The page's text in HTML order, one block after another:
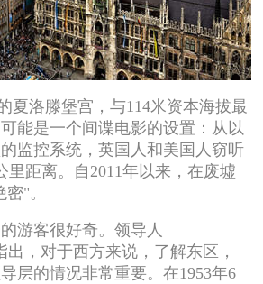
洛滕堡宫，与114米资本海拔最
能是一个间谍电影的设置：从以
监控系统，英国人和美国人窃听
里距离。自2011年以来，在废墟
"。
客很好奇。领导人
出，对于西方来说，了解东区，
层的情况非常重要。在1953年6